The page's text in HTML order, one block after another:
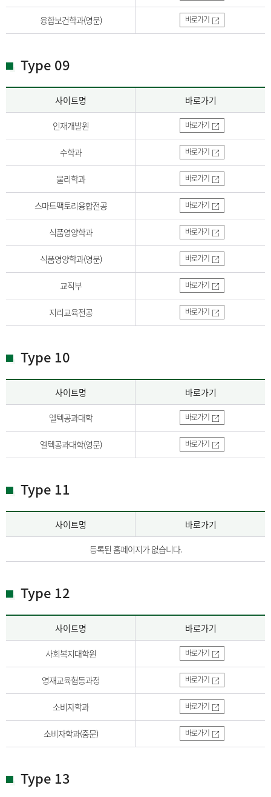
융합보건학과(영문) 바로가기
Type 09
사이트명 바로가기
인재개발원 바로가기
수학과 바로가기
물리학과 바로가기
스마트팩토리융합전공 바로가기
식품영양학과 바로가기
식품영양학과(영문) 바로가기
교직부 바로가기
지리교육전공 바로가기
Type 10
사이트명 바로가기
엘텍공과대학 바로가기
엘텍공과대학(영문) 바로가기
Type 11
사이트명 바로가기
등록된 홈페이지가 없습니다.
Type 12
사이트명 바로가기
사회복지대학원 바로가기
영재교육협동과정 바로가기
소비자학과 바로가기
소비자학과(중문) 바로가기
Type 13